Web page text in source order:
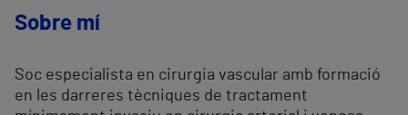
Sobre mí
Soc especialista en cirurgia vascular amb formació
en les darreres tècniques de tractament